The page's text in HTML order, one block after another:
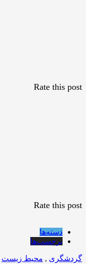
Rate this post
Rate this post
دسته‌ها
برچسب‌ها
گردشگری , محیط زیست